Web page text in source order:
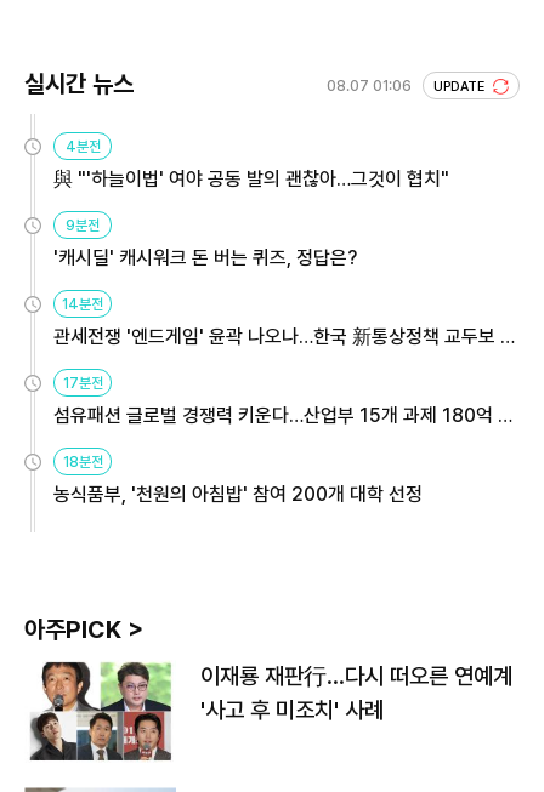
실시간 뉴스 08.07 01:06 UPDATE
4분전
與 "'하늘이법' 여야 공동 발의 괜찮아…그것이 협치"
9분전
'캐시딜' 캐시워크 돈 버는 퀴즈, 정답은?
14분전
관세전쟁 '엔드게임' 윤곽 나오나…한국 新통상정책 교두보 활
용해야
17분전
섬유패션 글로벌 경쟁력 키운다…산업부 15개 과제 180억 지
원
18분전
농식품부, '천원의 아침밥' 참여 200개 대학 선정
아주PICK >
이재룡 재판行…다시 떠오른 연예계
'사고 후 미조치' 사례